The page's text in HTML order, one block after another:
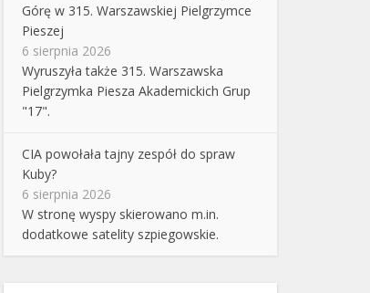
Górę w 315. Warszawskiej Pielgrzymce
Pieszej
6 sierpnia 2026
Wyruszyła także 315. Warszawska
Pielgrzymka Piesza Akademickich Grup
"17".
CIA powołała tajny zespół do spraw
Kuby?
6 sierpnia 2026
W stronę wyspy skierowano m.in.
dodatkowe satelity szpiegowskie.